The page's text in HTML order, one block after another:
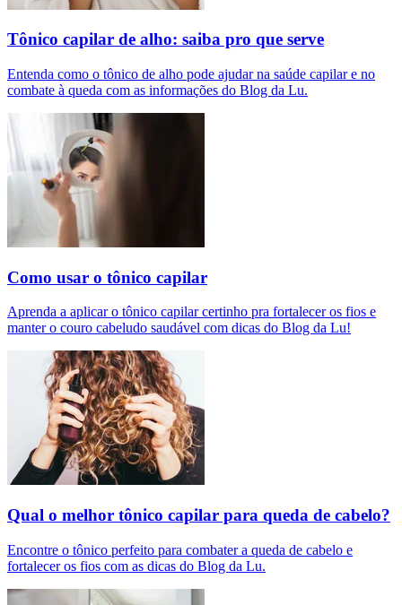
Tônico capilar de alho: saiba pro que serve
Entenda como o tônico de alho pode ajudar na saúde capilar e no
combate à queda com as informações do Blog da Lu.
Como usar o tônico capilar
Aprenda a aplicar o tônico capilar certinho pra fortalecer os fios e
manter o couro cabeludo saudável com dicas do Blog da Lu!
Qual o melhor tônico capilar para queda de cabelo?
Encontre o tônico perfeito para combater a queda de cabelo e
fortalecer os fios com as dicas do Blog da Lu.